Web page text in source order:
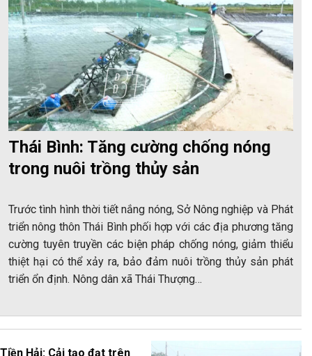
Thái Bình: Tăng cường chống nóng
trong nuôi trồng thủy sản
Trước tình hình thời tiết nắng nóng, Sở Nông nghiệp và Phát
triển nông thôn Thái Bình phối hợp với các địa phương tăng
cường tuyên truyền các biện pháp chống nóng, giảm thiểu
thiệt hại có thể xảy ra, bảo đảm nuôi trồng thủy sản phát
triển ổn định. Nông dân xã Thái Thượng…
Tiền Hải: Cải tạo đạt trên